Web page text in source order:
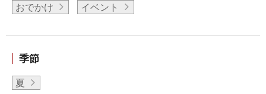
おでかけ イベント
季節
夏